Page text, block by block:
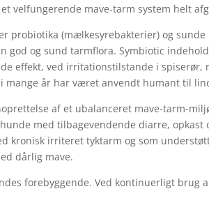
velfungerende mave-tarm system helt
probiotika (mælkesyrebakterier) og
god og sund tarmflora. Symbiotic
effekt, ved irritationstilstande i spiserør,
mange år har været anvendt humant til
af et ubalanceret mave-tarm-
med tilbagevendende diarre, opkast
kronisk irriteret tyktarm og som
dårlig mave.
forebyggende. Ved kontinuerligt brug